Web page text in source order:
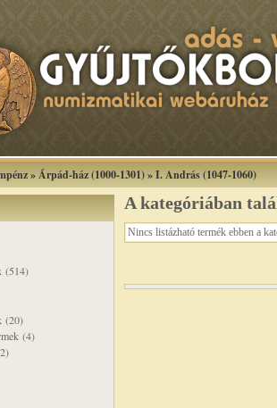
»Árpád-ház (1000-1301)»I. András (1047-1060)
(514)
(20)
(4)
A kategóriában
Nincs listázható termék ebben a